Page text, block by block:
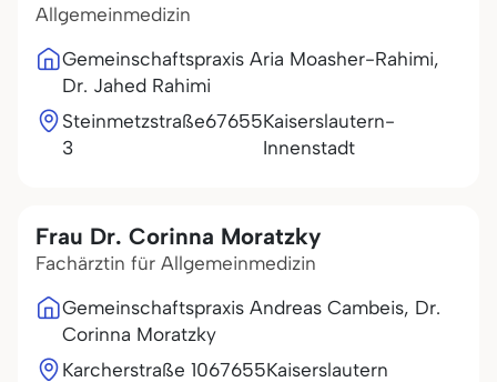
Allgemeinmedizin
Gemeinschaftspraxis Aria Moasher-Rahimi,
Dr. Jahed Rahimi
Steinmetzstraße
3
67655Kaiserslautern-
Innenstadt
Frau Dr. Corinna Moratzky
Fachärztin für Allgemeinmedizin
Gemeinschaftspraxis Andreas Cambeis, Dr.
Corinna Moratzky
Karcherstraße 1067655Kaiserslautern